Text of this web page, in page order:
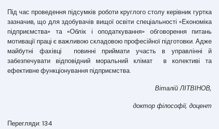
Під час проведення підсумків роботи круглого столу керівник гуртка
зазначив, що для здобувачів вищої освіти спеціальності «Економіка
підприємства» та «Облік і оподаткування» обговорення питань
мотивації праці є важливою складовою професійної підготовки. Адже
майбутні фахівці повинні приймати участь в управлінні й
забезпечувати відповідний моральний клімат в колективі та
ефективне функціонування підприємства.
Віталій ЛІТВІНОВ,
доктор філософії, доцент
Перегляди: 134